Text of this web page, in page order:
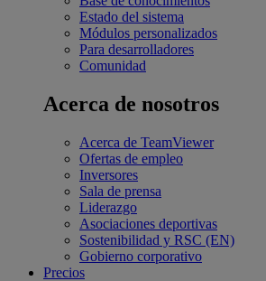
Estado del sistema
Módulos personalizados
Para desarrolladores
Comunidad
Acerca de nosotros
Acerca de TeamViewer
Ofertas de empleo
Inversores
Sala de prensa
Liderazgo
Asociaciones deportivas
Sostenibilidad y RSC (EN)
Gobierno corporativo
Precios